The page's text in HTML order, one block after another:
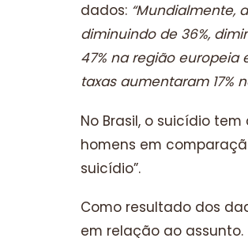
dados: “Mundialmente,
diminuindo de 36%,
47% na região europeia
taxas aumentaram 17%
No Brasil, o suicídio
homens em
suicídio”.
Como resultado dos
em relação ao assunto.